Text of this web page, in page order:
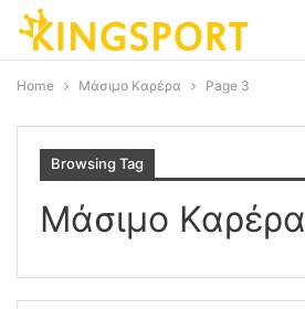
Home Μάσιμο Καρέρα Page 3
Browsing Tag
Μάσιμο Καρέρα